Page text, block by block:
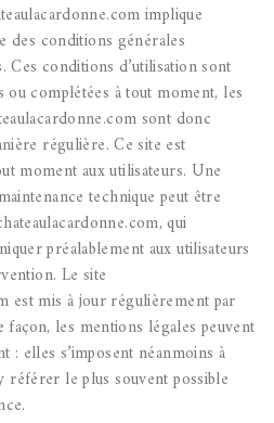
implique
des conditions générales
Ces conditions d’utilisation sont
ou complétées à tout moment, les
sont donc
régulière.Ce site est
moment aux utilisateurs. Une
technique peut être
qui
préalablement aux utilisateurs
Le site
est mis à jour régulièrement par
les mentions légales peuvent
elles s’imposent néanmoins à
référer le plus souvent possible